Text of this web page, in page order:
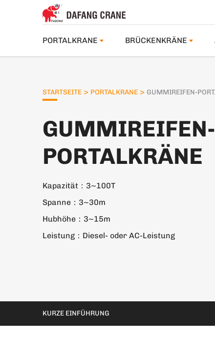
PORTALKRANE BRÜCKENKRÄNE
STARTSEITE > PORTALKRANE > GUMMIREIFEN-
GUMMIREIFEN-
PORTALKRÄNE
Kapazität：3~100T
Spanne：3~30m
Hubhöhe：3~15m
Leistung：Diesel- oder AC-Leistung
KURZE EINFÜHRUNG